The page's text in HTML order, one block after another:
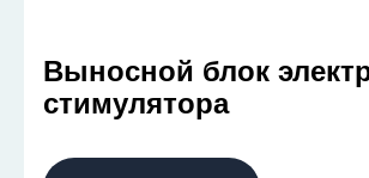
Выносной блок
стимулятора